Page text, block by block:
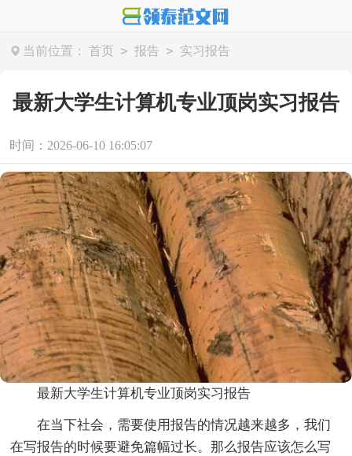
当前位置： 首页 > 报告 > 实习报告
最新大学生计算机专业顶岗实习报告
时间：2026-06-10 16:05:07
最新大学生计算机专业顶岗实习报告
在当下社会，需要使用报告的情况越来越多，我们
在写报告的时候要避免篇幅过长。那么报告应该怎么写